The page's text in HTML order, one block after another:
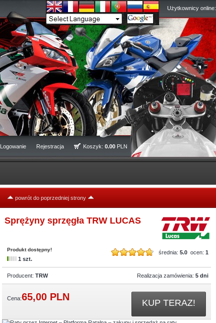
Użytkownicy online:
Logowanie Rejestracja Koszyk: 0.00 PLN
powrót do poprzedniej strony
Sprężyny sprzęgła TRW LUCAS
Produkt dostępny!
1 szt.
średnia: 5.0 ocen: 1
Realizacja zamówienia: 5 dni
Producent: TRW
KUP TERAZ!
Cena:65,00 PLN